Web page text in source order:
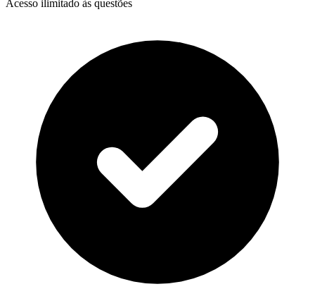
Acesso ilimitado às questões